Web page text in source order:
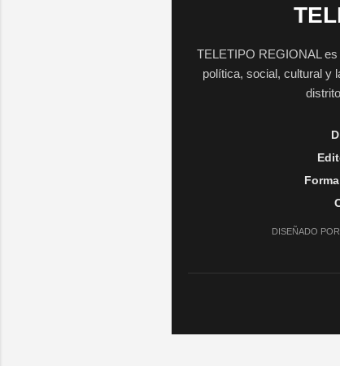
TELETIPO REGIONAL
política, social, cultural y
DISEÑADO